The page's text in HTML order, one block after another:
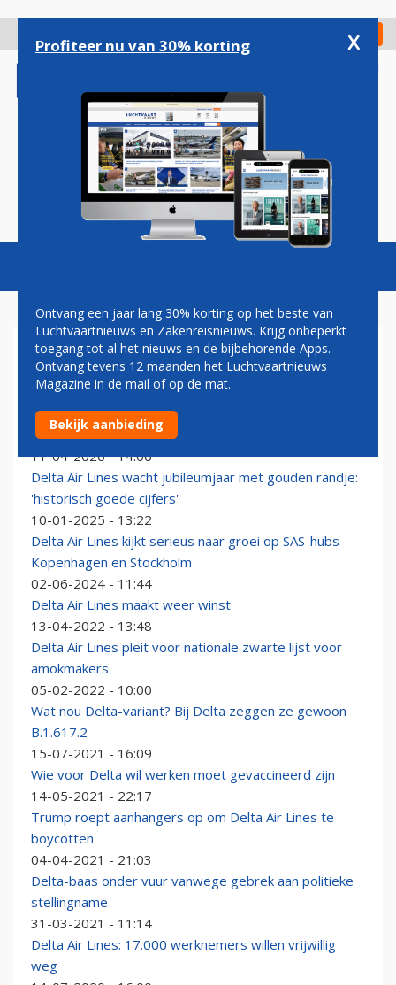
gaan
Check in
Magazine Podcasts Vacatures
ED BASTIAN
CEO Delta verwacht minder groei, faillissementen en
overnames in luchtvaart
11-04-2026 - 14:06
Delta Air Lines wacht jubileumjaar met gouden randje:
'historisch goede cijfers'
10-01-2025 - 13:22
Delta Air Lines kijkt serieus naar groei op SAS-hubs
Kopenhagen en Stockholm
02-06-2024 - 11:44
Delta Air Lines maakt weer winst
13-04-2022 - 13:48
Delta Air Lines pleit voor nationale zwarte lijst voor
amokmakers
05-02-2022 - 10:00
Wat nou Delta-variant? Bij Delta zeggen ze gewoon
B.1.617.2
15-07-2021 - 16:09
Wie voor Delta wil werken moet gevaccineerd zijn
14-05-2021 - 22:17
Trump roept aanhangers op om Delta Air Lines te
boycotten
04-04-2021 - 21:03
Delta-baas onder vuur vanwege gebrek aan politieke
stellingname
31-03-2021 - 11:14
Delta Air Lines: 17.000 werknemers willen vrijwillig
weg
Profiteer nu van 30% korting x
Ontvang een jaar lang 30% korting op het beste van
Luchtvaartnieuws en Zakenreisnieuws. Krijg onbeperkt
toegang tot al het nieuws en de bijbehorende Apps.
Ontvang tevens 12 maanden het Luchtvaartnieuws
Magazine in de mail of op de mat.
Bekijk aanbieding